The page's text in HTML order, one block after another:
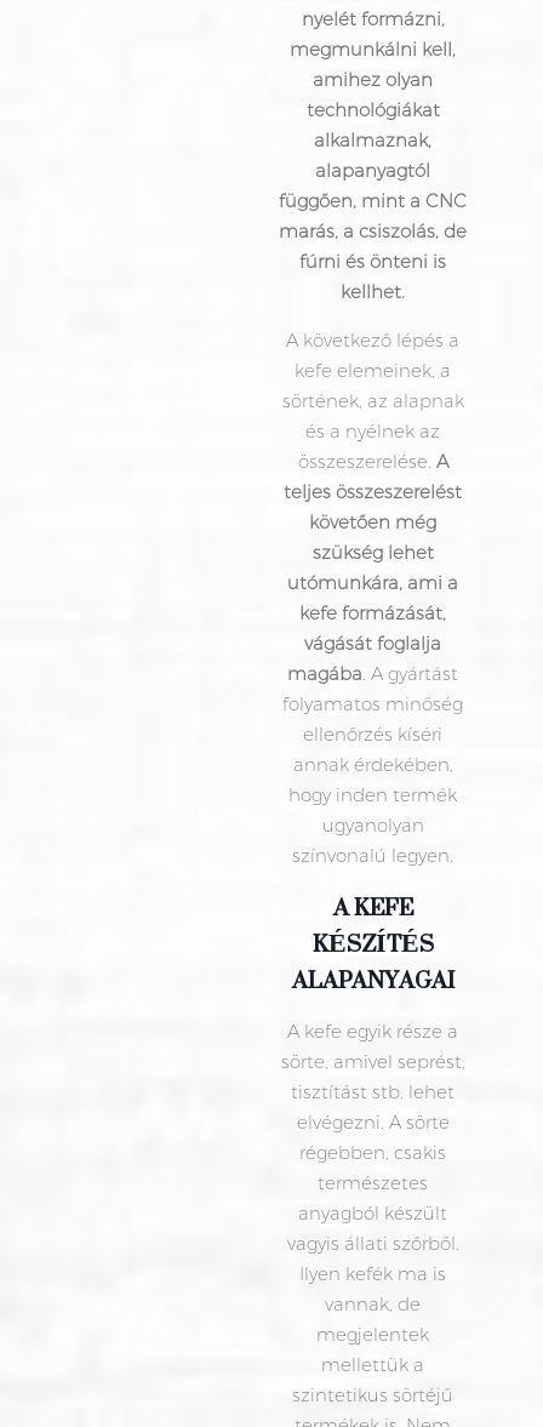
nyelét formázni,
megmunkálni kell,
amihez olyan
technológiákat
alkalmaznak,
alapanyagtól
függően, mint a CNC
marás, a csiszolás, de
fúrni és önteni is
kellhet.
A következő lépés a
kefe elemeinek, a
sörtének, az alapnak
és a nyélnek az
összeszerelése. A
teljes összeszerelést
követően még
szükség lehet
utómunkára, ami a
kefe formázását,
vágását foglalja
magába . A gyártást
folyamatos minőség
ellenőrzés kíséri
annak érdekében,
hogy inden termék
ugyanolyan
színvonalú legyen.
A KEFE
KÉSZÍTÉS
ALAPANYAGAI
A kefe egyik része a
sörte, amivel seprést,
tisztítást stb. lehet
elvégezni. A sörte
régebben, csakis
természetes
anyagból készült
vagyis állati szőrből.
Ilyen kefék ma is
vannak, de
megjelentek
mellettük a
szintetikus sörtéjű